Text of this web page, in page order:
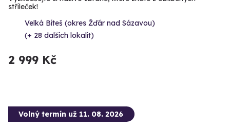
stříleček!
Velká Bíteš (okres Žďár nad Sázavou)
(+ 28 dalších lokalit)
2 999 Kč
Volný termín už 11. 08. 2026